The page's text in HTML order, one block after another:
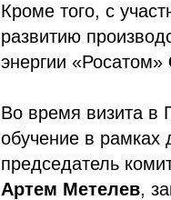
Кроме того, с
развитию
энергии «Росатом»
Во время визита в
обучение в рамках
председатель
Артем Метелев,